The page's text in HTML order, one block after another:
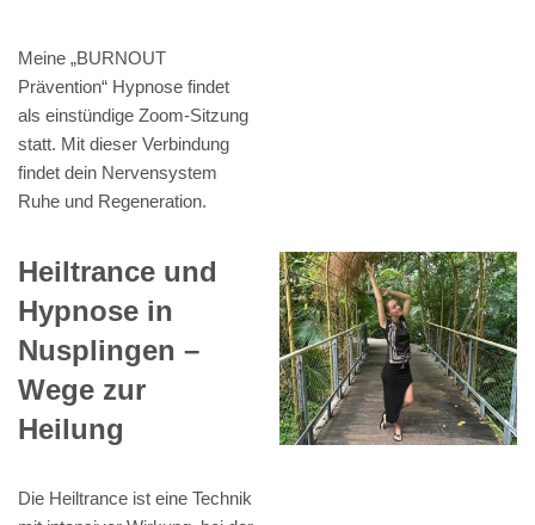
Meine „BURNOUT
Prävention“ Hypnose findet
als einstündige Zoom-Sitzung
statt. Mit dieser Verbindung
findet dein Nervensystem
Ruhe und Regeneration.
Heiltrance und
Hypnose in
Nusplingen –
Wege zur
Heilung
Die Heiltrance ist eine Technik